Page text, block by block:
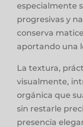
especialmente
progresivas y
conserva
aportando una
La textura,
visualmente,
orgánica que
sin restarle
presencia